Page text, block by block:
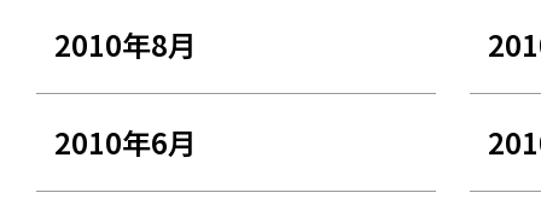
2010年8月
2010年6月